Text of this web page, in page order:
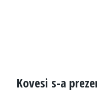
Kovesi s-a